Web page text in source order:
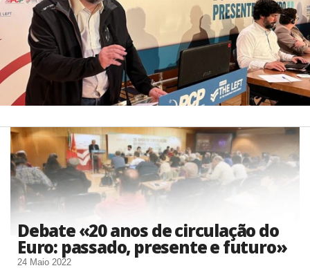
Debate «20 anos de circulação do
Euro: passado, presente e futuro»
24 Maio 2022